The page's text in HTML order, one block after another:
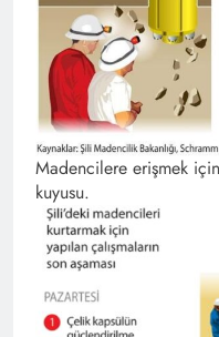
Madencilere erişmek
kuyusu.